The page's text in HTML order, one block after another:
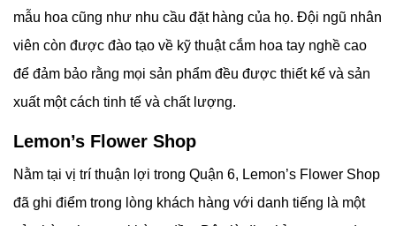
mẫu hoa cũng như nhu cầu đặt hàng của họ. Đội ngũ nhân
viên còn được đào tạo về kỹ thuật cắm hoa tay nghề cao
để đảm bảo rằng mọi sản phẩm đều được thiết kế và sản
xuất một cách tinh tế và chất lượng.
Lemon’s Flower Shop
Nằm tại vị trí thuận lợi trong Quận 6, Lemon’s Flower Shop
đã ghi điểm trong lòng khách hàng với danh tiếng là một